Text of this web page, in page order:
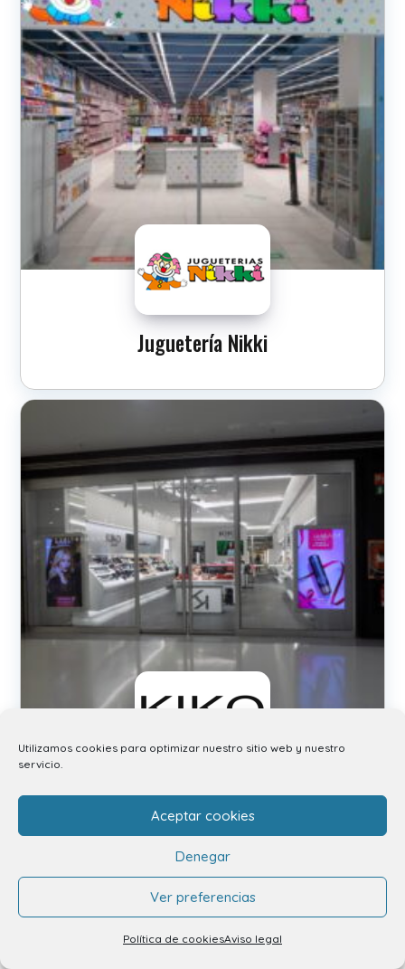
Utilizamos cookies para optimizar nuestro sitio web y nuestro
servicio.
Aceptar cookies
Denegar
Ver preferencias
Política de cookiesAviso legal
Juguetería Nikki
Kiko Milano